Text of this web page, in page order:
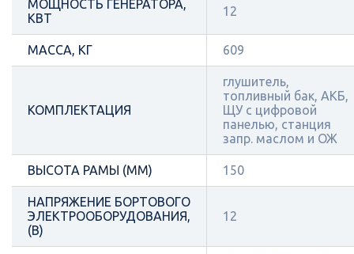
МОЩНОСТЬ ГЕНЕРАТОРА,
КВТ
12
МАССА, КГ 609
КОМПЛЕКТАЦИЯ
глушитель,
топливный бак, АКБ,
ЩУ с цифровой
панелью, станция
запр. маслом и ОЖ
ВЫСОТА РАМЫ (ММ) 150
НАПРЯЖЕНИЕ БОРТОВОГО
ЭЛЕКТРООБОРУДОВАНИЯ,
(В)
12